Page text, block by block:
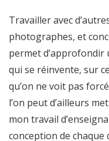
Travailler avec
photographes, et
permet d’approfondir
qui se réinvente, sur
qu’on ne voit pas
l’on peut d’ailleurs
mon travail
conception de chaque